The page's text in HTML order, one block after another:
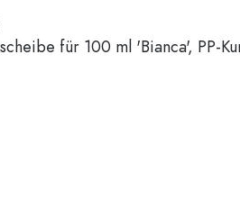
100 ml Flaschen